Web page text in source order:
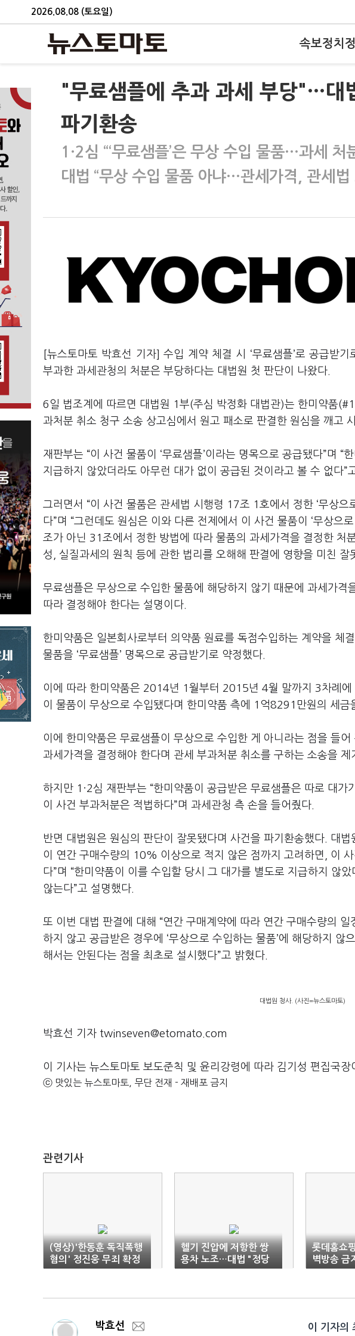
2026.08.08 (토요일)
속보정치
"무료샘플에 추과 과세 부당"…대
파기환송
1·2심 “‘무료샘플’은 무상 수입 물품…과세 처
대법 “무상 수입 물품 아냐…관세가격, 관세법
[뉴스토마토 박효선 기자] 수입 계약 체결 시 ‘무료샘플’로 공급받
부과한 과세관청의 처분은 부당하다는 대법원 첫 판단이 나왔다.
6일 법조계에 따르면 대법원 1부(주심 박정화 대법관)는 한미약품
과처분 취소 청구 소송 상고심에서 원고 패소로 판결한 원심을 깨고
재판부는 “이 사건 물품이 ‘무료샘플’이라는 명목으로 공급됐다”며
지급하지 않았더라도 아무런 대가 없이 공급된 것이라고 볼 수 없다”
그러면서 “이 사건 물품은 관세법 시행령 17조 1호에서 정한 ‘무상으
다”며 “그런데도 원심은 이와 다른 전제에서 이 사건 물품이 ‘무상으
조가 아닌 31조에서 정한 방법에 따라 물품의 과세가격을 결정한 처
성, 실질과세의 원칙 등에 관한 법리를 오해해 판결에 영향을 미친 잘
무료샘플은 무상으로 수입한 물품에 해당하지 않기 때문에 과세가격
따라 결정해야 한다는 설명이다.
한미약품은 일본회사로부터 의약품 원료를 독점수입하는 계약을 체
물품을 ‘무료샘플’ 명목으로 공급받기로 약정했다.
이에 따라 한미약품은 2014년 1월부터 2015년 4월 말까지 3차례에
이 물품이 무상으로 수입됐다며 한미약품 측에 1억8291만원의 세금
이에 한미약품은 무료샘플이 무상으로 수입한 게 아니라는 점을 들
과세가격을 결정해야 한다며 관세 부과처분 취소를 구하는 소송을 제
하지만 1·2심 재판부는 “한미약품이 공급받은 무료샘플은 따로 대
이 사건 부과처분은 적법하다”며 과세관청 측 손을 들어줬다.
반면 대법원은 원심의 판단이 잘못됐다며 사건을 파기환송했다. 대
이 연간 구매수량의 10% 이상으로 적지 않은 점까지 고려하면, 이 사
다”며 “한미약품이 이를 수입할 당시 그 대가를 별도로 지급하지 않았
않는다”고 설명했다.
또 이번 대법 판결에 대해 “연간 구매계약에 따라 연간 구매수량의
하지 않고 공급받은 경우에 ‘무상으로 수입하는 물품’에 해당하지
해서는 안된다는 점을 최초로 설시했다”고 밝혔다.
대법원 청사. (사진=뉴스토마토)
박효선 기자 twinseven@etomato.com
이 기사는 뉴스토마토 보도준칙 및 윤리강령에 따라 김기성 편집국장
ⓒ 맛있는 뉴스토마토, 무단 전재 - 재배포 금지
관련기사
(영상)'한동훈 독직폭행
혐의' 정진웅 무죄 확정
(종합)
헬기 진압에 저항한 쌍
용차 노조…대법 "정당
행위"
롯데홈쇼
벽방송 금
로비' 전
박효선 이 기자의